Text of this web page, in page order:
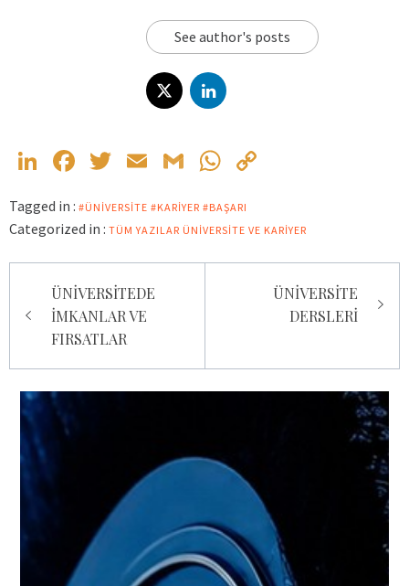
See author's posts
LinkedIn
Facebook
Twitter
EmailGmailWhatsApp
Tagged in : #ÜNIVERSITE #KARIYER #BAŞARI
Categorized in : TÜM YAZILAR ÜNIVERSITE VE KARIYER
gezinmesi
ÜNİVERSİTEDE
İMKANLAR VE
FIRSATLAR
ÜNİVERSİTE
DERSLERİ